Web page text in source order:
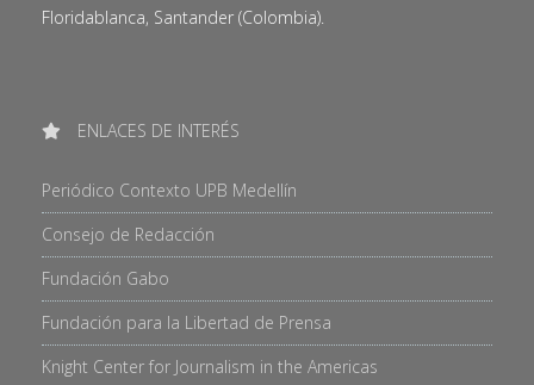
Floridablanca, Santander (Colombia).
ENLACES DE INTERÉS
Periódico Contexto UPB Medellín
Consejo de Redacción
Fundación Gabo
Fundación para la Libertad de Prensa
Knight Center for Journalism in the Americas